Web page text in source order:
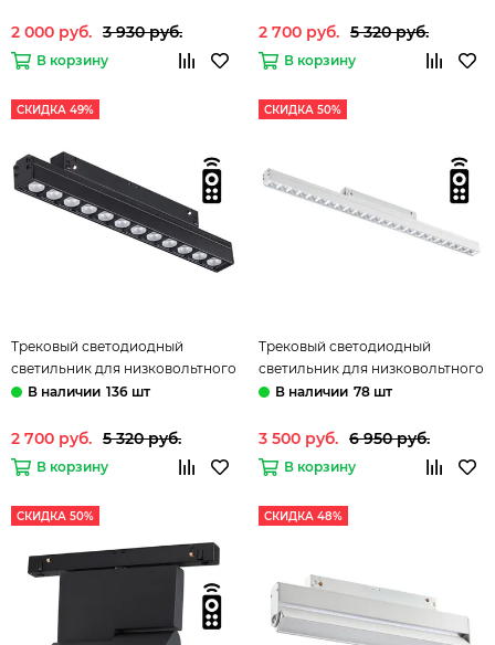
Novotech
2 000 руб. 3 930 руб.
В корзину
Novotech
2 700 руб. 5 320 руб.
В корзину
СКИДКА 49%
Трековый светодиодный
светильник для низковольтного
шинопровода с пультом
Flum Novotech
136 шт
2 700 руб. 5 320 руб.
В корзину
СКИДКА 50%
Трековый светодиодный
светильник для низковольтного
шинопровода с пультом
Novotech
78 шт
3 500 руб. 6 950 руб.
В корзину
СКИДКА 50% СКИДКА 48%